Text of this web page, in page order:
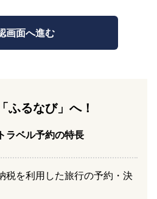
ふるなび」へ！
ラベル予約の特長
税を利用した旅行の予約・決